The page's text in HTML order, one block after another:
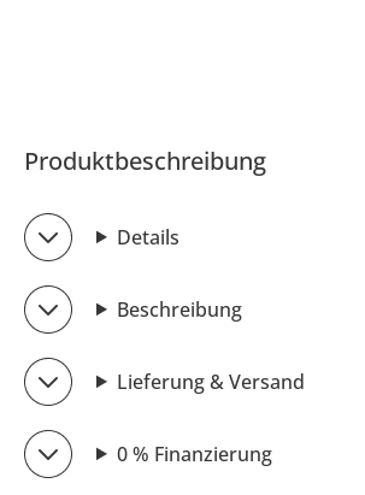
Produktbeschreibung
Details
Beschreibung
Lieferung & Versand
0 % Finanzierung